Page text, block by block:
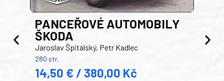
PANCEŘOVÉ AUTOMOBILY
ŠKODA
Jaroslav Špitálský, Petr Kadlec
280 str.
14,50 € / 380,00 Kč